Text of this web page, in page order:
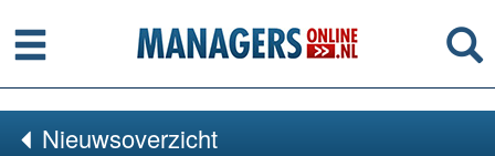
Menu
Nieuwsoverzicht